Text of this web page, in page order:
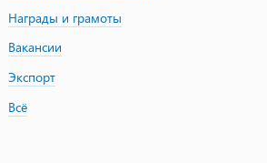
Награды и грамоты
Вакансии
Экспорт
Всё